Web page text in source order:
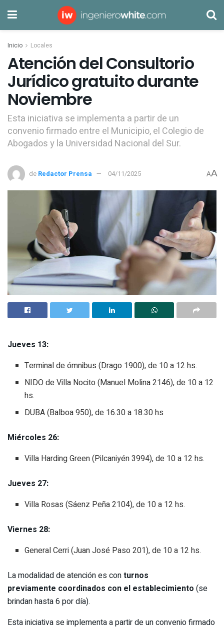
Inicio Locales
Atención del Consultorio
Jurídico gratuito durante
Noviembre
Esta iniciativa se implementa a partir de un
convenio firmado entre el Municipio, el Colegio de
Abogados y la Universidad Nacional del Sur.
de Redactor Prensa 04/11/2025 AA
Jueves 13:
Terminal de ómnibus (Drago 1900), de 10 a 12 hs.
NIDO de Villa Nocito (Manuel Molina 2146), de 10 a 12
hs.
DUBA (Balboa 950), de 16.30 a 18.30 hs
Miércoles 26:
Villa Harding Green (Pilcaniyén 3994), de 10 a 12 hs.
Jueves 27:
Villa Rosas (Sáenz Peña 2104), de 10 a 12 hs.
Viernes 28:
General Cerri (Juan José Paso 201), de 10 a 12 hs.
La modalidad de atención es conturnos
previamente coordinados con el establecimiento (se
brindan hasta 6 por día).
Esta iniciativa se implementa a partir de un convenio firmado